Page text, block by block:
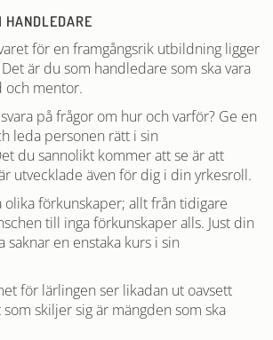
HANDLEDARE
för en framgångsrik utbildning ligger
är du som handledare som ska vara
och mentor.
på frågor om hur och varför? Ge en
leda personen rätt i sin
du sannolikt kommer att se är att
utvecklade även för dig i din yrkesroll.
olika förkunskaper; allt från tidigare
till inga förkunskaper alls. Just din
saknar en enstaka kurs i sin
för lärlingen ser likadan ut oavsett
skiljer sig är mängden som ska